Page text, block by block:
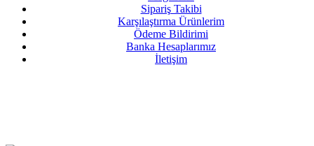
Sipariş Takibi
Karşılaştırma Ürünlerim
Ödeme Bildirimi
Banka Hesaplarımız
İletişim